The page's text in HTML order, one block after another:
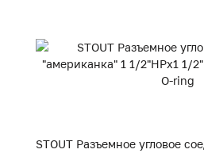
STOUT Разъемное угловое